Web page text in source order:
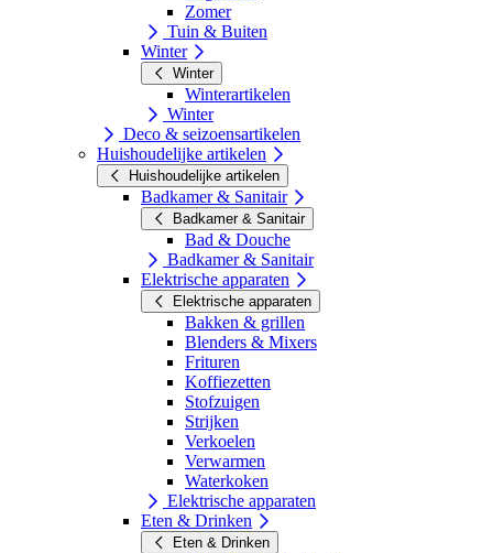
Zomer
Tuin & Buiten
Winter
Winter
Winterartikelen
Winter
Deco & seizoensartikelen
Huishoudelijke artikelen
Huishoudelijke artikelen
Badkamer & Sanitair
Badkamer & Sanitair
Bad & Douche
Badkamer & Sanitair
Elektrische apparaten
Elektrische apparaten
Bakken & grillen
Blenders & Mixers
Frituren
Koffiezetten
Stofzuigen
Strijken
Verkoelen
Verwarmen
Waterkoken
Elektrische apparaten
Eten & Drinken
Eten & Drinken